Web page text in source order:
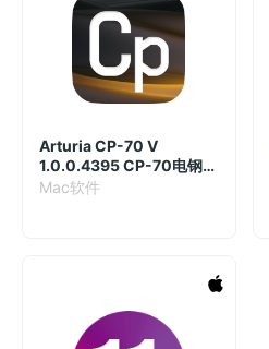
Arturia CP-70 V
1.0.0.4395 CP-70电钢琴
模拟合成器插件
Mac软件